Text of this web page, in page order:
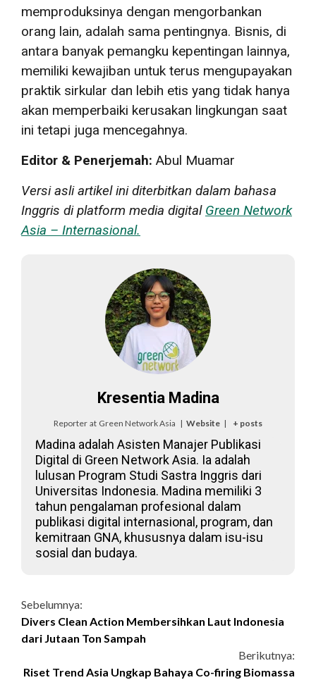
memproduksinya dengan mengorbankan
orang lain, adalah sama pentingnya. Bisnis, di
antara banyak pemangku kepentingan lainnya,
memiliki kewajiban untuk terus mengupayakan
praktik sirkular dan lebih etis yang tidak hanya
akan memperbaiki kerusakan lingkungan saat
ini tetapi juga mencegahnya.
Editor & Penerjemah: Abul Muamar
Versi asli artikel ini diterbitkan dalam bahasa
Inggris di platform media digital Green Network
Asia – Internasional.
Kresentia Madina
Reporter at Green Network Asia | Website | + posts
Madina adalah Asisten Manajer Publikasi
Digital di Green Network Asia. Ia adalah
lulusan Program Studi Sastra Inggris dari
Universitas Indonesia. Madina memiliki 3
tahun pengalaman profesional dalam
publikasi digital internasional, program, dan
kemitraan GNA, khususnya dalam isu-isu
sosial dan budaya.
Continue
Reading
Sebelumnya:
Divers Clean Action Membersihkan Laut Indonesia
dari Jutaan Ton Sampah
Berikutnya:
Riset Trend Asia Ungkap Bahaya Co-firing Biomassa